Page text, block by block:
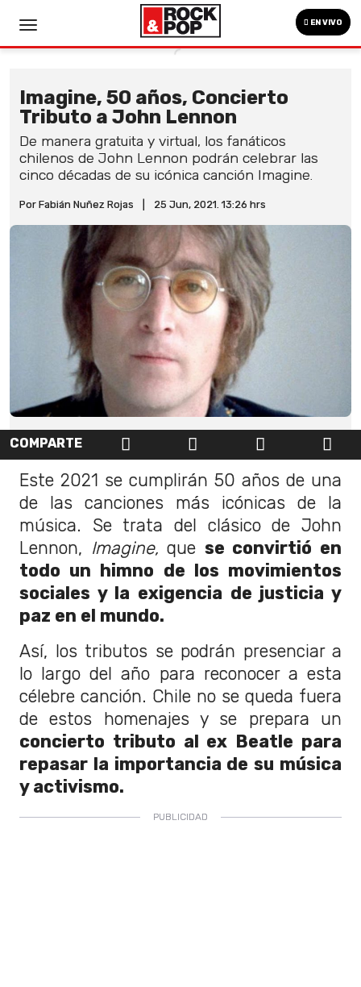
EN VIVO
Imagine, 50 años, Concierto
Tributo a John Lennon
De manera gratuita y virtual, los fanáticos
chilenos de John Lennon podrán celebrar las
cinco décadas de su icónica canción Imagine.
Por Fabián Nuñez Rojas 25 Jun, 2021. 13:26 hrs
COMPARTE
Este 2021 se cumplirán 50 años de una
de las canciones más icónicas de la
música. Se trata del clásico de John
Lennon, Imagine,que se convirtió en
todo un himno de los movimientos
sociales y la exigencia de justicia y
paz en el mundo.
Así, los tributos se podrán presenciar a
lo largo del año para reconocer a esta
célebre canción. Chile no se queda fuera
de estos homenajes y se prepara un
concierto tributo al ex Beatle para
repasar la importancia de su música
y activismo.